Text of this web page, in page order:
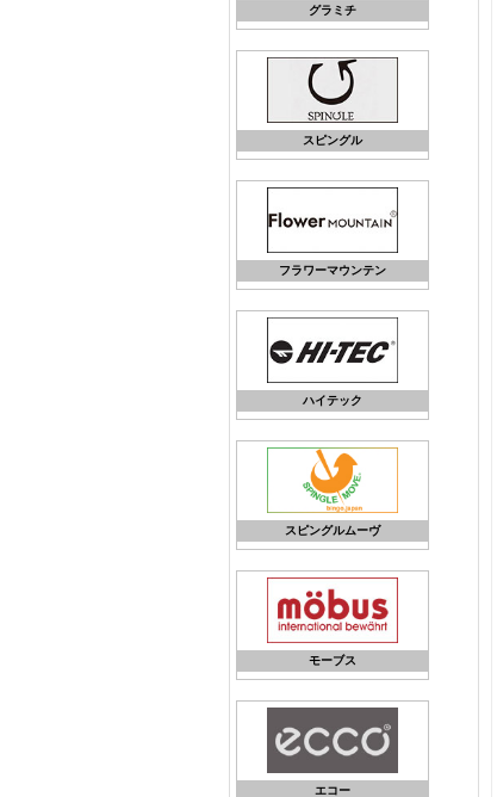
グラミチ
スピングル
フラワーマウンテン
ハイテック
スピングルムーヴ
モーブス
エコー